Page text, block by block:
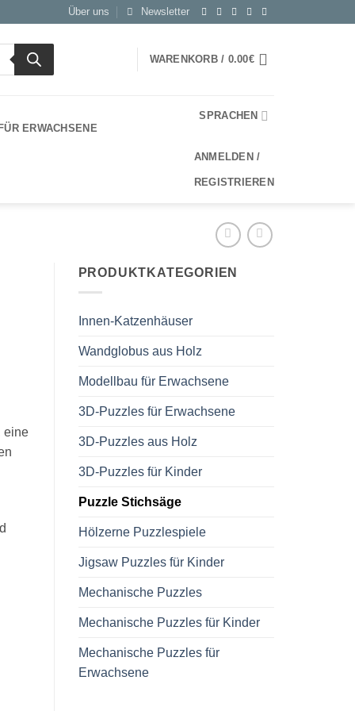
Über uns Newsletter
WARENKORB / 0.00€
ERWACHSENE
SPRACHEN
ANMELDEN /
REGISTRIEREN
eine
PRODUKTKATEGORIEN
Innen-Katzenhäuser
Wandglobus aus Holz
Modellbau für Erwachsene
3D-Puzzles für Erwachsene
3D-Puzzles aus Holz
3D-Puzzles für Kinder
Puzzle Stichsäge
Hölzerne Puzzlespiele
Jigsaw Puzzles für Kinder
Mechanische Puzzles
Mechanische Puzzles für Kinder
Mechanische Puzzles für
Erwachsene